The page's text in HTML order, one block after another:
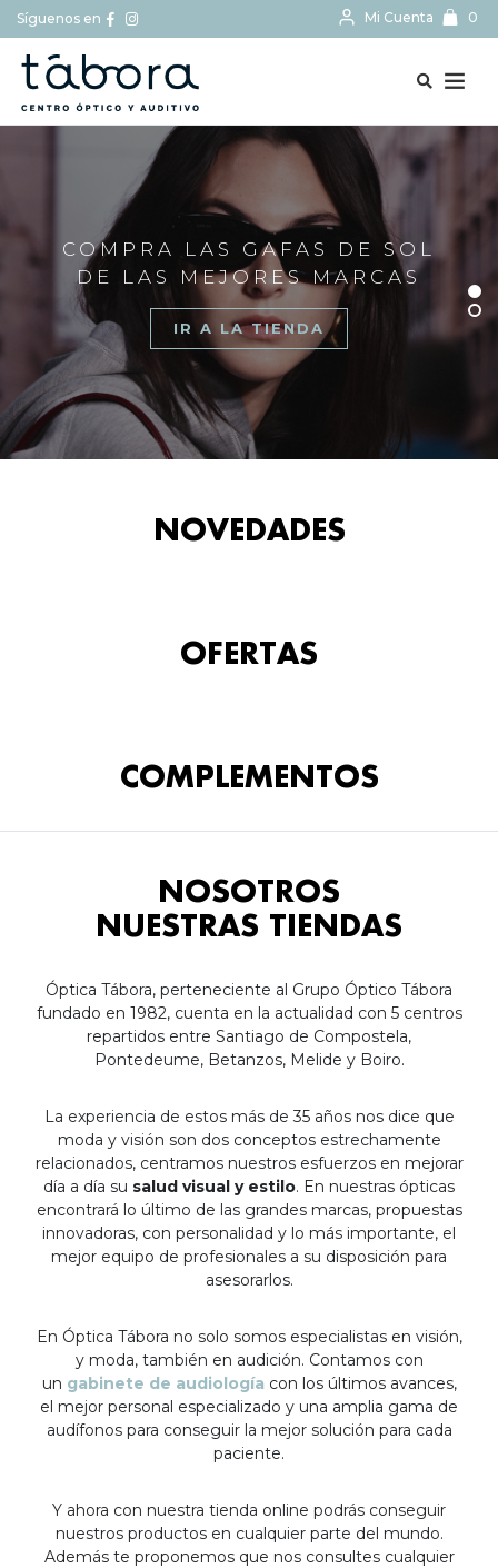
Síguenos en Mi Cuenta 0
COMPRA LAS GAFAS DE SOL
DE LAS MEJORES MARCAS
IR A LA TIENDA
NOVEDADES
OFERTAS
COMPLEMENTOS
NOSOTROS
NUESTRAS TIENDAS
Óptica Tábora, perteneciente al Grupo Óptico Tábora
fundado en 1982, cuenta en la actualidad con 5 centros
repartidos entre Santiago de Compostela,
Pontedeume, Betanzos, Melide y Boiro.
La experiencia de estos más de 35 años nos dice que
moda y visión son dos conceptos estrechamente
relacionados, centramos nuestros esfuerzos en mejorar
día a día su salud visual y estilo. En nuestras ópticas
encontrará lo último de las grandes marcas, propuestas
innovadoras, con personalidad y lo más importante, el
mejor equipo de profesionales a su disposición para
asesorarlos.
En Óptica Tábora no solo somos especialistas en visión,
y moda, también en audición. Contamos con
un gabinete de audiología con los últimos avances,
el mejor personal especializado y una amplia gama de
audífonos para conseguir la mejor solución para cada
paciente.
Y ahora con nuestra tienda online podrás conseguir
nuestros productos en cualquier parte del mundo.
Además te proponemos que nos consultes cualquier